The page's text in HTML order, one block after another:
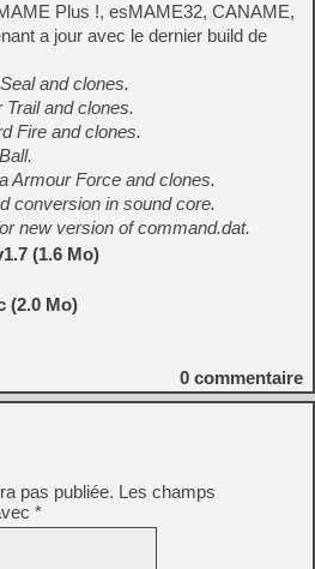
Plus !, esMAME32, CANAME,
a jour avec le dernier build de
and clones.
Trail and clones.
Fire and clones.
Armour Force and clones.
conversion in sound core.
new version of command.dat.
(1.6 Mo)
(2.0 Mo)
0 commentaire
pas publiée. Les champs
*